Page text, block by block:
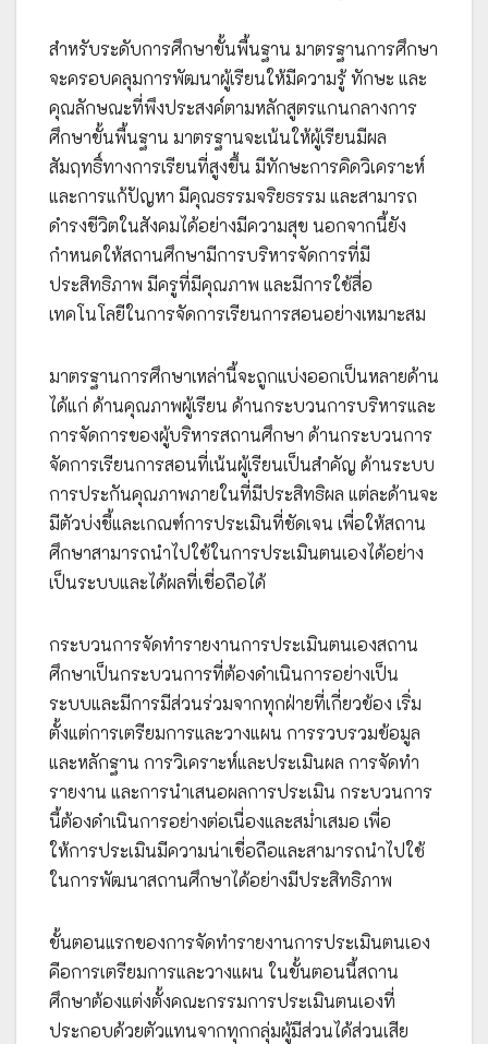
สำหรับระดับการศึกษาขั้นพื้นฐาน มาตรฐานการศึกษา
จะครอบคลุมการพัฒนาผู้เรียนให้มีความรู้ ทักษะ และ
คุณลักษณะที่พึงประสงค์ตามหลักสูตรแกนกลางการ
ศึกษาขั้นพื้นฐาน มาตรฐานจะเน้นให้ผู้เรียนมีผล
สัมฤทธิ์ทางการเรียนที่สูงขึ้น มีทักษะการคิดวิเคราะห์
และการแก้ปัญหา มีคุณธรรมจริยธรรม และสามารถ
ดำรงชีวิตในสังคมได้อย่างมีความสุข นอกจากนี้ยัง
กำหนดให้สถานศึกษามีการบริหารจัดการที่มี
ประสิทธิภาพ มีครูที่มีคุณภาพ และมีการใช้สื่อ
เทคโนโลยีในการจัดการเรียนการสอนอย่างเหมาะสม
มาตรฐานการศึกษาเหล่านี้จะถูกแบ่งออกเป็นหลายด้าน
ได้แก่ ด้านคุณภาพผู้เรียน ด้านกระบวนการบริหารและ
การจัดการของผู้บริหารสถานศึกษา ด้านกระบวนการ
จัดการเรียนการสอนที่เน้นผู้เรียนเป็นสำคัญ ด้านระบบ
การประกันคุณภาพภายในที่มีประสิทธิผล แต่ละด้านจะ
มีตัวบ่งชี้และเกณฑ์การประเมินที่ชัดเจน เพื่อให้สถาน
ศึกษาสามารถนำไปใช้ในการประเมินตนเองได้อย่าง
เป็นระบบและได้ผลที่เชื่อถือได้
กระบวนการจัดทำรายงานการประเมินตนเองสถาน
ศึกษาเป็นกระบวนการที่ต้องดำเนินการอย่างเป็น
ระบบและมีการมีส่วนร่วมจากทุกฝ่ายที่เกี่ยวข้อง เริ่ม
ตั้งแต่การเตรียมการและวางแผน การรวบรวมข้อมูล
และหลักฐาน การวิเคราะห์และประเมินผล การจัดทำ
รายงาน และการนำเสนอผลการประเมิน กระบวนการ
นี้ต้องดำเนินการอย่างต่อเนื่องและสม่ำเสมอ เพื่อ
ให้การประเมินมีความน่าเชื่อถือและสามารถนำไปใช้
ในการพัฒนาสถานศึกษาได้อย่างมีประสิทธิภาพ
ขั้นตอนแรกของการจัดทำรายงานการประเมินตนเอง
คือการเตรียมการและวางแผน ในขั้นตอนนี้สถาน
ศึกษาต้องแต่งตั้งคณะกรรมการประเมินตนเองที่
ประกอบด้วยตัวแทนจากทุกกลุ่มผู้มีส่วนได้ส่วนเสีย